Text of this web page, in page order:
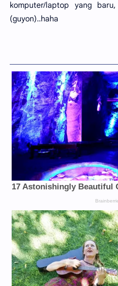
komputer/laptop yang
(guyon)..haha